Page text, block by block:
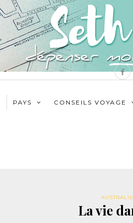
PAYS CONSEILS VOYAGE
AUSTRALIE
La vie